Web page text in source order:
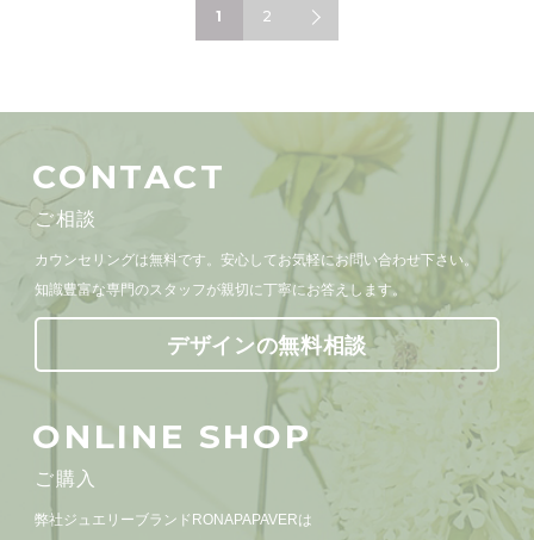
1 2
CONTACT
ご相談
カウンセリングは無料です。安心してお気軽にお問い合わせ下さい。
知識豊富な専門のスタッフが親切に丁寧にお答えします。
デザインの無料相談
ONLINE SHOP
ご購入
弊社ジュエリーブランドRONAPAPAVERは